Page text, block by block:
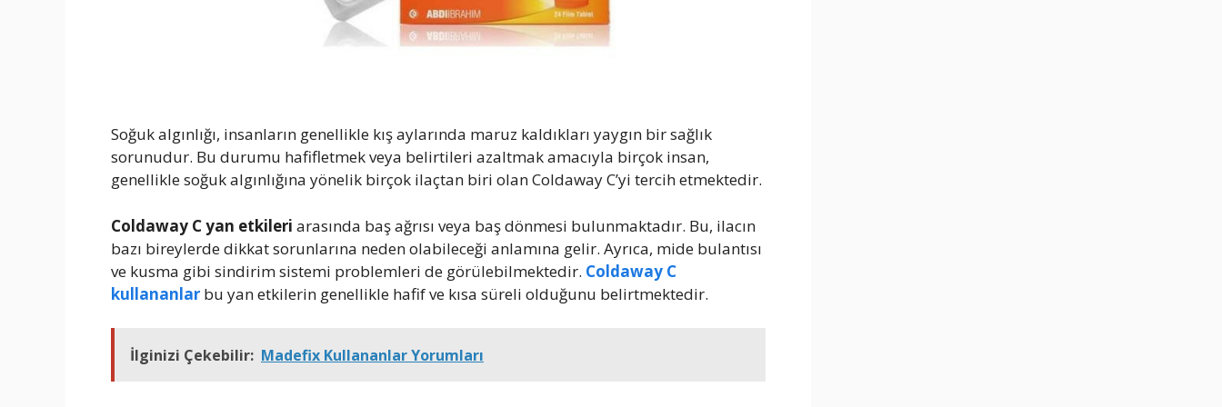
Soğuk algınlığı, insanların genellikle kış aylarında maruz kaldıkları yaygın bir sağlık
sorunudur. Bu durumu hafifletmek veya belirtileri azaltmak amacıyla birçok insan,
genellikle soğuk algınlığına yönelik birçok ilaçtan biri olan Coldaway C’yi tercih etmektedir.
Coldaway C yan etkileri arasında baş ağrısı veya baş dönmesi bulunmaktadır. Bu, ilacın
bazı bireylerde dikkat sorunlarına neden olabileceği anlamına gelir. Ayrıca, mide bulantısı
ve kusma gibi sindirim sistemi problemleri de görülebilmektedir. Coldaway C
kullananlar bu yan etkilerin genellikle hafif ve kısa süreli olduğunu belirtmektedir.
İlginizi Çekebilir: Madefix Kullananlar Yorumları